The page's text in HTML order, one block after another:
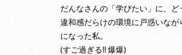
だんなさんの「学びたい」に、ど
違和感だらけの環境に戸惑いな
になった私。
(すご過ぎる‼︎ 爆爆)